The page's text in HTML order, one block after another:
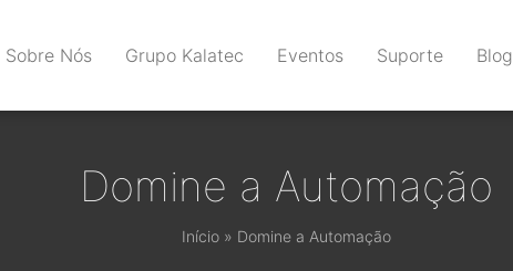
Sobre Nós Grupo Kalatec Eventos Suporte Blog
Domine a Automação
Início» Domine a Automação